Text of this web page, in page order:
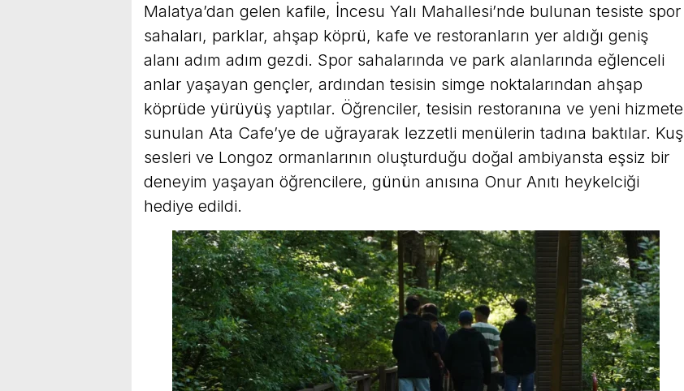
Malatya’dan gelen kafile, İncesu Yalı Mahallesi’nde bulunan tesiste spor
sahaları, parklar, ahşap köprü, kafe ve restoranların yer aldığı geniş
alanı adım adım gezdi. Spor sahalarında ve park alanlarında eğlenceli
anlar yaşayan gençler, ardından tesisin simge noktalarından ahşap
köprüde yürüyüş yaptılar. Öğrenciler, tesisin restoranına ve yeni hizmete
sunulan Ata Cafe’ye de uğrayarak lezzetli menülerin tadına baktılar. Kuş
sesleri ve Longoz ormanlarının oluşturduğu doğal ambiyansta eşsiz bir
deneyim yaşayan öğrencilere, günün anısına Onur Anıtı heykelciği
hediye edildi.